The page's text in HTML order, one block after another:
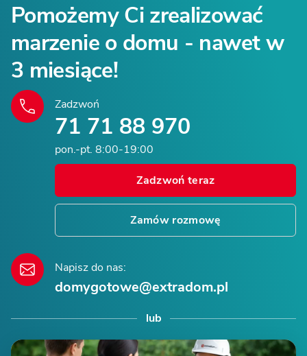
Pomożemy Ci zrealizować
marzenie o domu - nawet w
3 miesiące!
Zadzwoń
71 71 88 970
pon.-pt. 8:00-19:00
Zadzwoń teraz
Zamów rozmowę
Napisz do nas:
domygotowe@extradom.pl
lub